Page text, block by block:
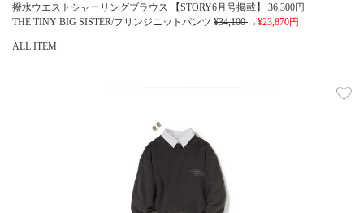
撥水ウエストシャーリングブラウス 【STORY6月号掲載】 36,300円
THE TINY BIG SISTER/フリンジニットパンツ ¥34,100→¥23,870円
ALL ITEM